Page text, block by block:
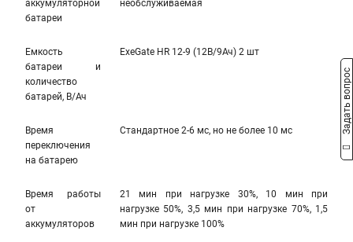
аккумуляторной
батареи
необслуживаемая
Емкость
батареи и
количество
батарей, В/Ач
ExeGate HR 12-9 (12В/9Ач) 2 шт
Время
переключения
на батарею
Стандартное 2-6 мс, но не более 10 мс
Время работы
от
аккумуляторов
21 мин при нагрузке 30%, 10 мин при
нагрузке 50%, 3,5 мин при нагрузке 70%, 1,5
мин при нагрузке 100%
Задать вопрос